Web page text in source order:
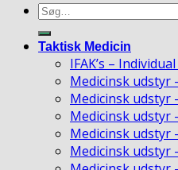
Søg
efter:
Taktisk Medicin
IFAK’s –
Medicinsk udstyr
Medicinsk udstyr
Medicinsk udstyr
Medicinsk udstyr
Medicinsk udstyr